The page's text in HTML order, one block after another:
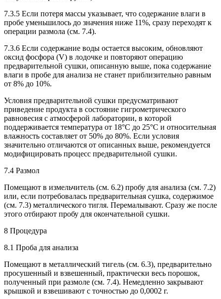
7.3.5 Если потеря массы указывает, что содержание влаги в
пробе уменьшилось до значения ниже 11%, сразу переходят к
операции размола (см. 7.4).
7.3.6 Если содержание воды остается высоким, обновляют
оксид фосфора (V) в лодочке и повторяют операцию
предварительной сушки, описанную выше, пока содержание
влаги в пробе для анализа не станет приблизительно равным
от 8% до 10%.
Условия предварительной сушки предусматривают
приведение продукта в состояние гигрометрического
равновесия с атмосферой лаборатории, в которой
поддерживается температура от 18°С до 25°С и относительная
влажность составляет от 50% до 80%. Если условия
значительно отличаются от описанных выше, рекомендуется
модифицировать процесс предварительной сушки.
7.4 Размол
Помещают в измельчитель (см. 6.2) пробу для анализа (см. 7.2)
или, если потребовалась предварительная сушка, содержимое
(см. 7.3) металлического тигля. Перемалывают. Сразу же после
этого отбирают пробу для окончательной сушки.
8 Процедура
8.1 Проба для анализа
Помещают в металлический тигель (см. 6.3), предварительно
просушенный и взвешенный, практически весь порошок,
полученный при размоле (см. 7.4). Немедленно закрывают
крышкой и взвешивают с точностью до 0,0002 г.